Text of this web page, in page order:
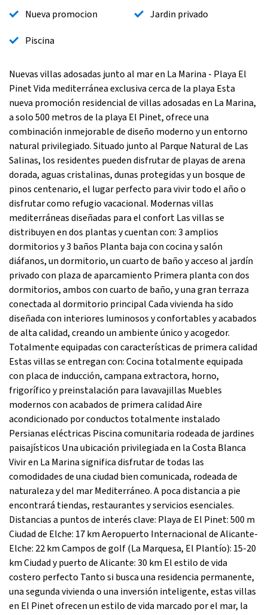
Nueva promocion
Jardin privado
Piscina
Nuevas villas adosadas junto al mar en La Marina - Playa El
Pinet Vida mediterránea exclusiva cerca de la playa Esta
nueva promoción residencial de villas adosadas en La Marina,
a solo 500 metros de la playa El Pinet, ofrece una
combinación inmejorable de diseño moderno y un entorno
natural privilegiado. Situado junto al Parque Natural de Las
Salinas, los residentes pueden disfrutar de playas de arena
dorada, aguas cristalinas, dunas protegidas y un bosque de
pinos centenario, el lugar perfecto para vivir todo el año o
disfrutar como refugio vacacional. Modernas villas
mediterráneas diseñadas para el confort Las villas se
distribuyen en dos plantas y cuentan con: 3 amplios
dormitorios y 3 baños Planta baja con cocina y salón
diáfanos, un dormitorio, un cuarto de baño y acceso al jardín
privado con plaza de aparcamiento Primera planta con dos
dormitorios, ambos con cuarto de baño, y una gran terraza
conectada al dormitorio principal Cada vivienda ha sido
diseñada con interiores luminosos y confortables y acabados
de alta calidad, creando un ambiente único y acogedor.
Totalmente equipadas con características de primera calidad
Estas villas se entregan con: Cocina totalmente equipada
con placa de inducción, campana extractora, horno,
frigorífico y preinstalación para lavavajillas Muebles
modernos con acabados de primera calidad Aire
acondicionado por conductos totalmente instalado
Persianas eléctricas Piscina comunitaria rodeada de jardines
paisajísticos Una ubicación privilegiada en la Costa Blanca
Vivir en La Marina significa disfrutar de todas las
comodidades de una ciudad bien comunicada, rodeada de
naturaleza y del mar Mediterráneo. A poca distancia a pie
encontrará tiendas, restaurantes y servicios esenciales.
Distancias a puntos de interés clave: Playa de El Pinet: 500 m
Ciudad de Elche: 17 km Aeropuerto Internacional de Alicante-
Elche: 22 km Campos de golf (La Marquesa, El Plantío): 15-20
km Ciudad y puerto de Alicante: 30 km El estilo de vida
costero perfecto Tanto si busca una residencia permanente,
una segunda vivienda o una inversión inteligente, estas villas
en El Pinet ofrecen un estilo de vida marcado por el mar, la